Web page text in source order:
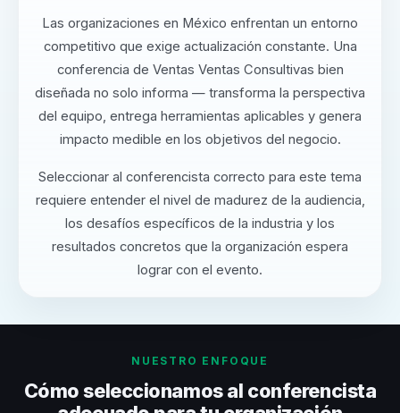
Las organizaciones en México enfrentan un entorno
competitivo que exige actualización constante. Una
conferencia de Ventas Ventas Consultivas bien
diseñada no solo informa — transforma la perspectiva
del equipo, entrega herramientas aplicables y genera
impacto medible en los objetivos del negocio.
Seleccionar al conferencista correcto para este tema
requiere entender el nivel de madurez de la audiencia,
los desafíos específicos de la industria y los
resultados concretos que la organización espera
lograr con el evento.
NUESTRO ENFOQUE
Cómo seleccionamos al conferencista